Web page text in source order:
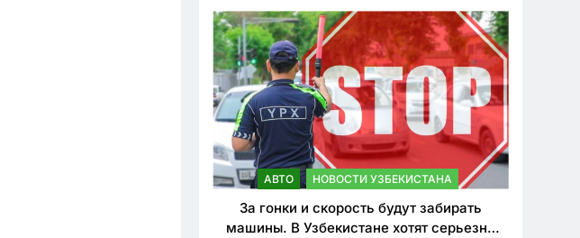
АВТО НОВОСТИ УЗБЕКИСТАНА
За гонки и скорость будут забирать
машины. В Узбекистане хотят серьезно